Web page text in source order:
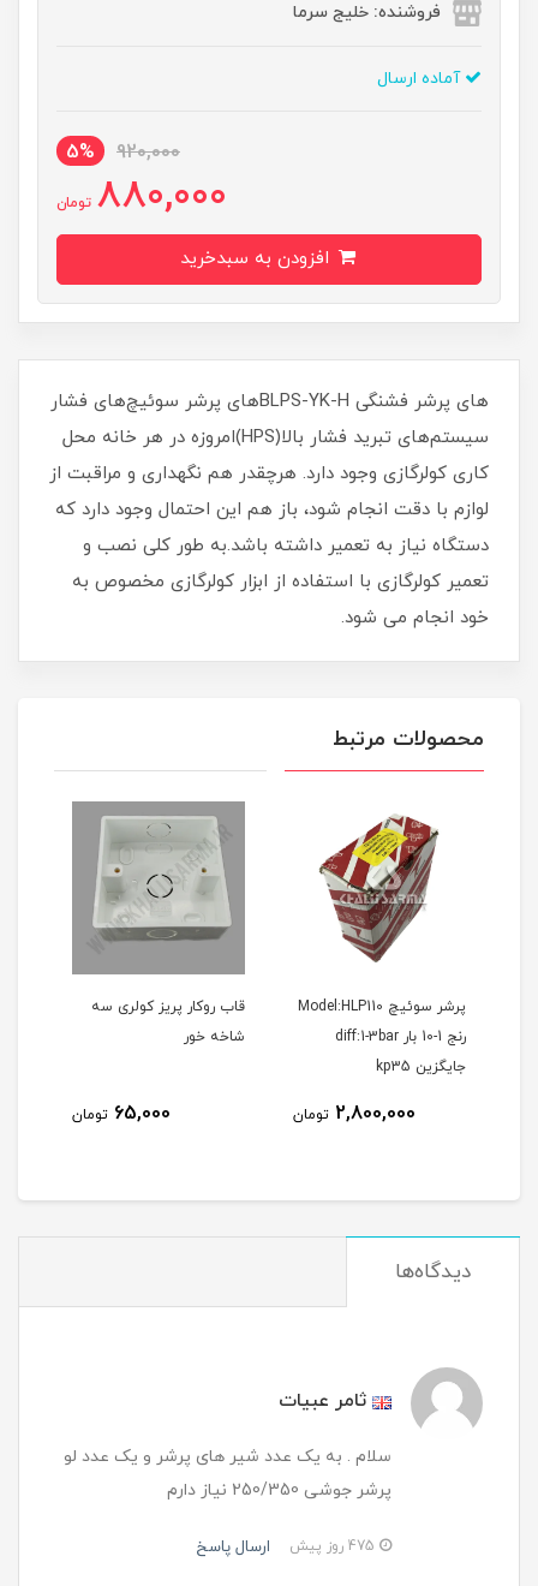
فروشنده: خلیج سرما
آماده ارسال
920,000
5%
880,000 تومان
های پرشر فشنگی BLPS-YK-Hهای پرشر سوئیچ‌های فشار
سیستم‌های تبرید فشار بالا(HPS)امروزه در هر خانه محل
کاری کولرگازی وجود دارد. هرچقدر هم نگهداری و مراقبت از
لوازم با دقت انجام شود، باز هم این احتمال وجود دارد که
دستگاه نیاز به تعمیر داشته باشد.به طور کلی نصب و
تعمیر کولرگازی با استفاده از ابزار کولرگازی مخصوص به
خود انجام می شود.
محصولات مرتبط
پرشر سوئیچ Model:HLP110
رنج 1-10 بار diff:1-3bar
جایگزین kp35
2,800,000 تومان
قاب روکار پریز کولری سه
شاخه خور
65,000 تومان
دیدگاه‌ها
ثامر عبیات
سلام . به یک عدد شیر های پرشر و یک عدد لو
پرشر جوشی 250/350 نیاز دارم
ارسال پاسخ